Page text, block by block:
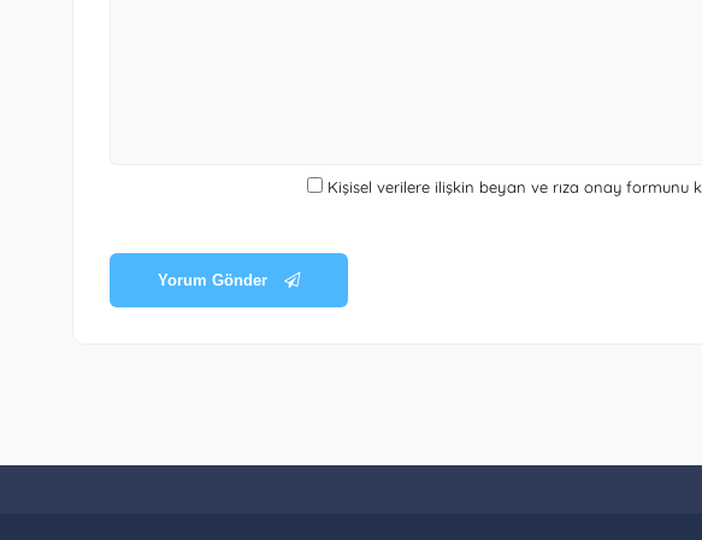
Kişisel verilere ilişkin beyan ve rıza onay formunu
Yorum Gönder